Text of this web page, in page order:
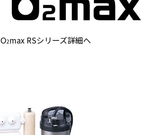
O2max RSシリーズ詳細へ